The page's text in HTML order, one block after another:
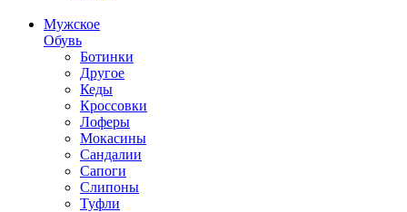
Мужское
Обувь
Ботинки
Другое
Кеды
Кроссовки
Лоферы
Мокасины
Сандалии
Сапоги
Слипоны
Туфли